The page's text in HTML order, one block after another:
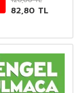
82,80 TL